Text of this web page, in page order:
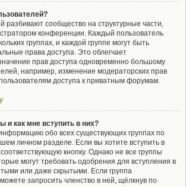
разбивают сообщество на структурные части,
конференции. Каждый пользователь
группах, и каждой группе могут быть
права доступа. Это облегчает
прав доступа одновременно большому
например, изменение модераторских прав
доступа к приватным форумам.
и как мне вступить в них?
обо всех существующих группах по
личном разделе. Если вы хотите вступить в
кнопку. Однако не все группы
могут требовать одобрения для вступления в
или даже скрытыми. Если группа
запросить членство в ней, щёлкнув по